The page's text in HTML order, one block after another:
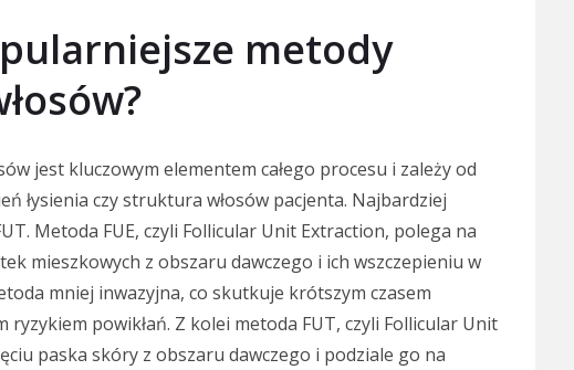
metody
jest kluczowym elementem całego procesu i zależy od
łysienia czy struktura włosów pacjenta. Najbardziej
Metoda FUE, czyli Follicular Unit Extraction, polega na
mieszkowych z obszaru dawczego i ich wszczepieniu w
mniej inwazyjna, co skutkuje krótszym czasem
ryzykiem powikłań. Z kolei metoda FUT, czyli Follicular Unit
paska skóry z obszaru dawczego i podziale go na